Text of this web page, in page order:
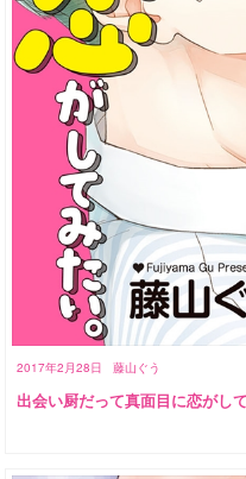
2017年2月28日 藤山ぐう
出会い厨だって真面目に恋がして